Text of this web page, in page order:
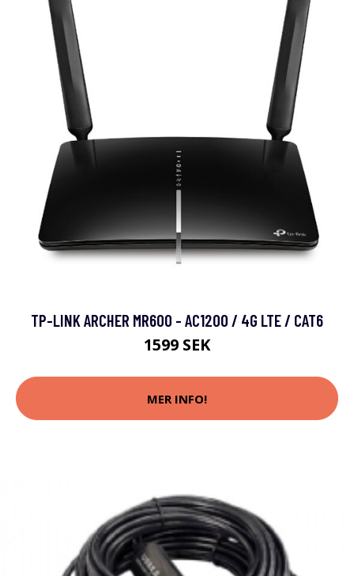
TP-LINK ARCHER MR600 - AC1200 / 4G LTE / CAT6
1599 SEK
MER INFO!